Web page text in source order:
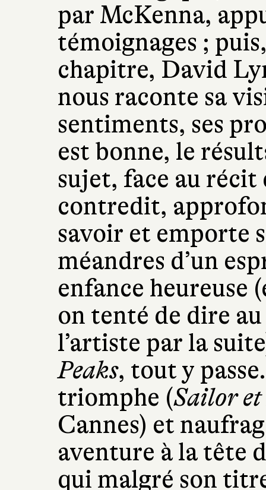
par McKenna,
témoignages ;
chapitre, David
nous raconte sa
sentiments, ses
est bonne, le
sujet, face au
contredit,
savoir et emporte
méandres d’un
enfance heureuse
on tenté de dire
l’artiste par la
Peaks, tout y
triomphe (Sailor
Cannes) et
aventure à la tête
qui malgré son